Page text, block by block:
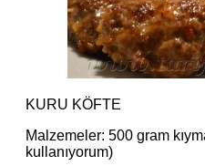
KURU KÖFTE
Malzemeler: 500 gram
kullanıyorum)